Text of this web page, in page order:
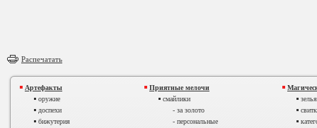
Распечатать
Артефакты
оружие
доспехи
бижутерия
Приятные мелочи
смайлики
- за золото
- персональные
зелья